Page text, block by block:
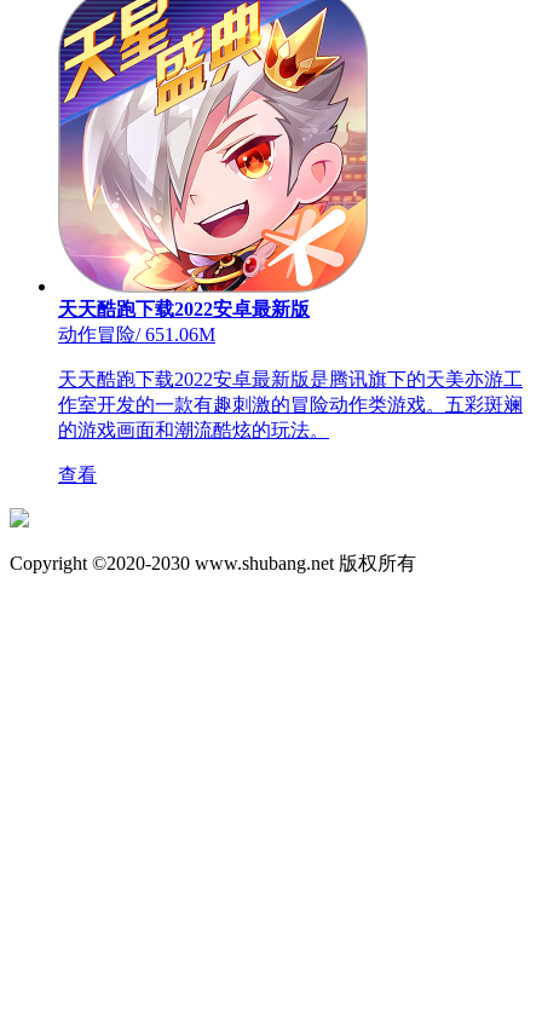
天天酷跑下载2022安卓最新版
动作冒险/651.06M
天天酷跑下载2022安卓最新版是腾讯旗下的天美亦游工
作室开发的一款有趣刺激的冒险动作类游戏。五彩斑斓
的游戏画面和潮流酷炫的玩法。
查看
Copyright ©2020-2030 www.shubang.net 版权所有